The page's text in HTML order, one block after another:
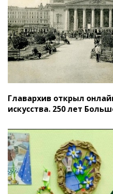
Главархив открыл
искусства. 250 лет